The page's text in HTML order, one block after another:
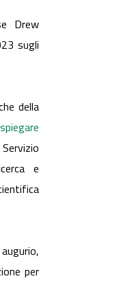
Drew
sugli
della
e
per